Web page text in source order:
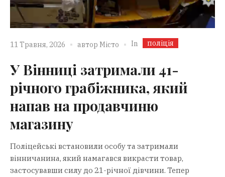
11 Травня, 2026 автор Місто In поліція
У Вінниці затримали 41-
річного грабіжника, який
напав на продавчиню
магазину
Поліцейські встановили особу та затримали
вінничанина, який намагався викрасти товар,
застосувавши силу до 21-річної дівчини. Тепер